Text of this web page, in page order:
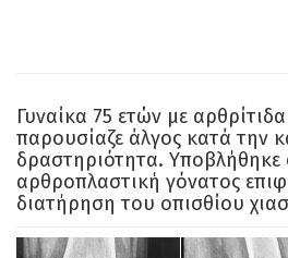
Γυναίκα 75 ετών με
παρουσίαζε άλγος κατά την
δραστηριότητα. Υποβλήθηκε
αρθροπλαστική γόνατος
διατήρηση του οπισθίου